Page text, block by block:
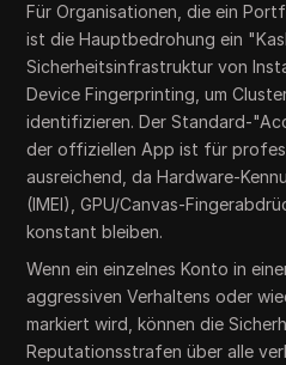
Für Organisationen, die ein
ist die Hauptbedrohung ein
Sicherheitsinfrastruktur von
Device Fingerprinting, um
identifizieren. Der Standard-
der offiziellen App ist für
ausreichend, da Hardware-
(IMEI), GPU/Canvas-
konstant bleiben.
Wenn ein einzelnes Konto in
aggressiven Verhaltens oder
markiert wird, können die
Reputationsstrafen über alle